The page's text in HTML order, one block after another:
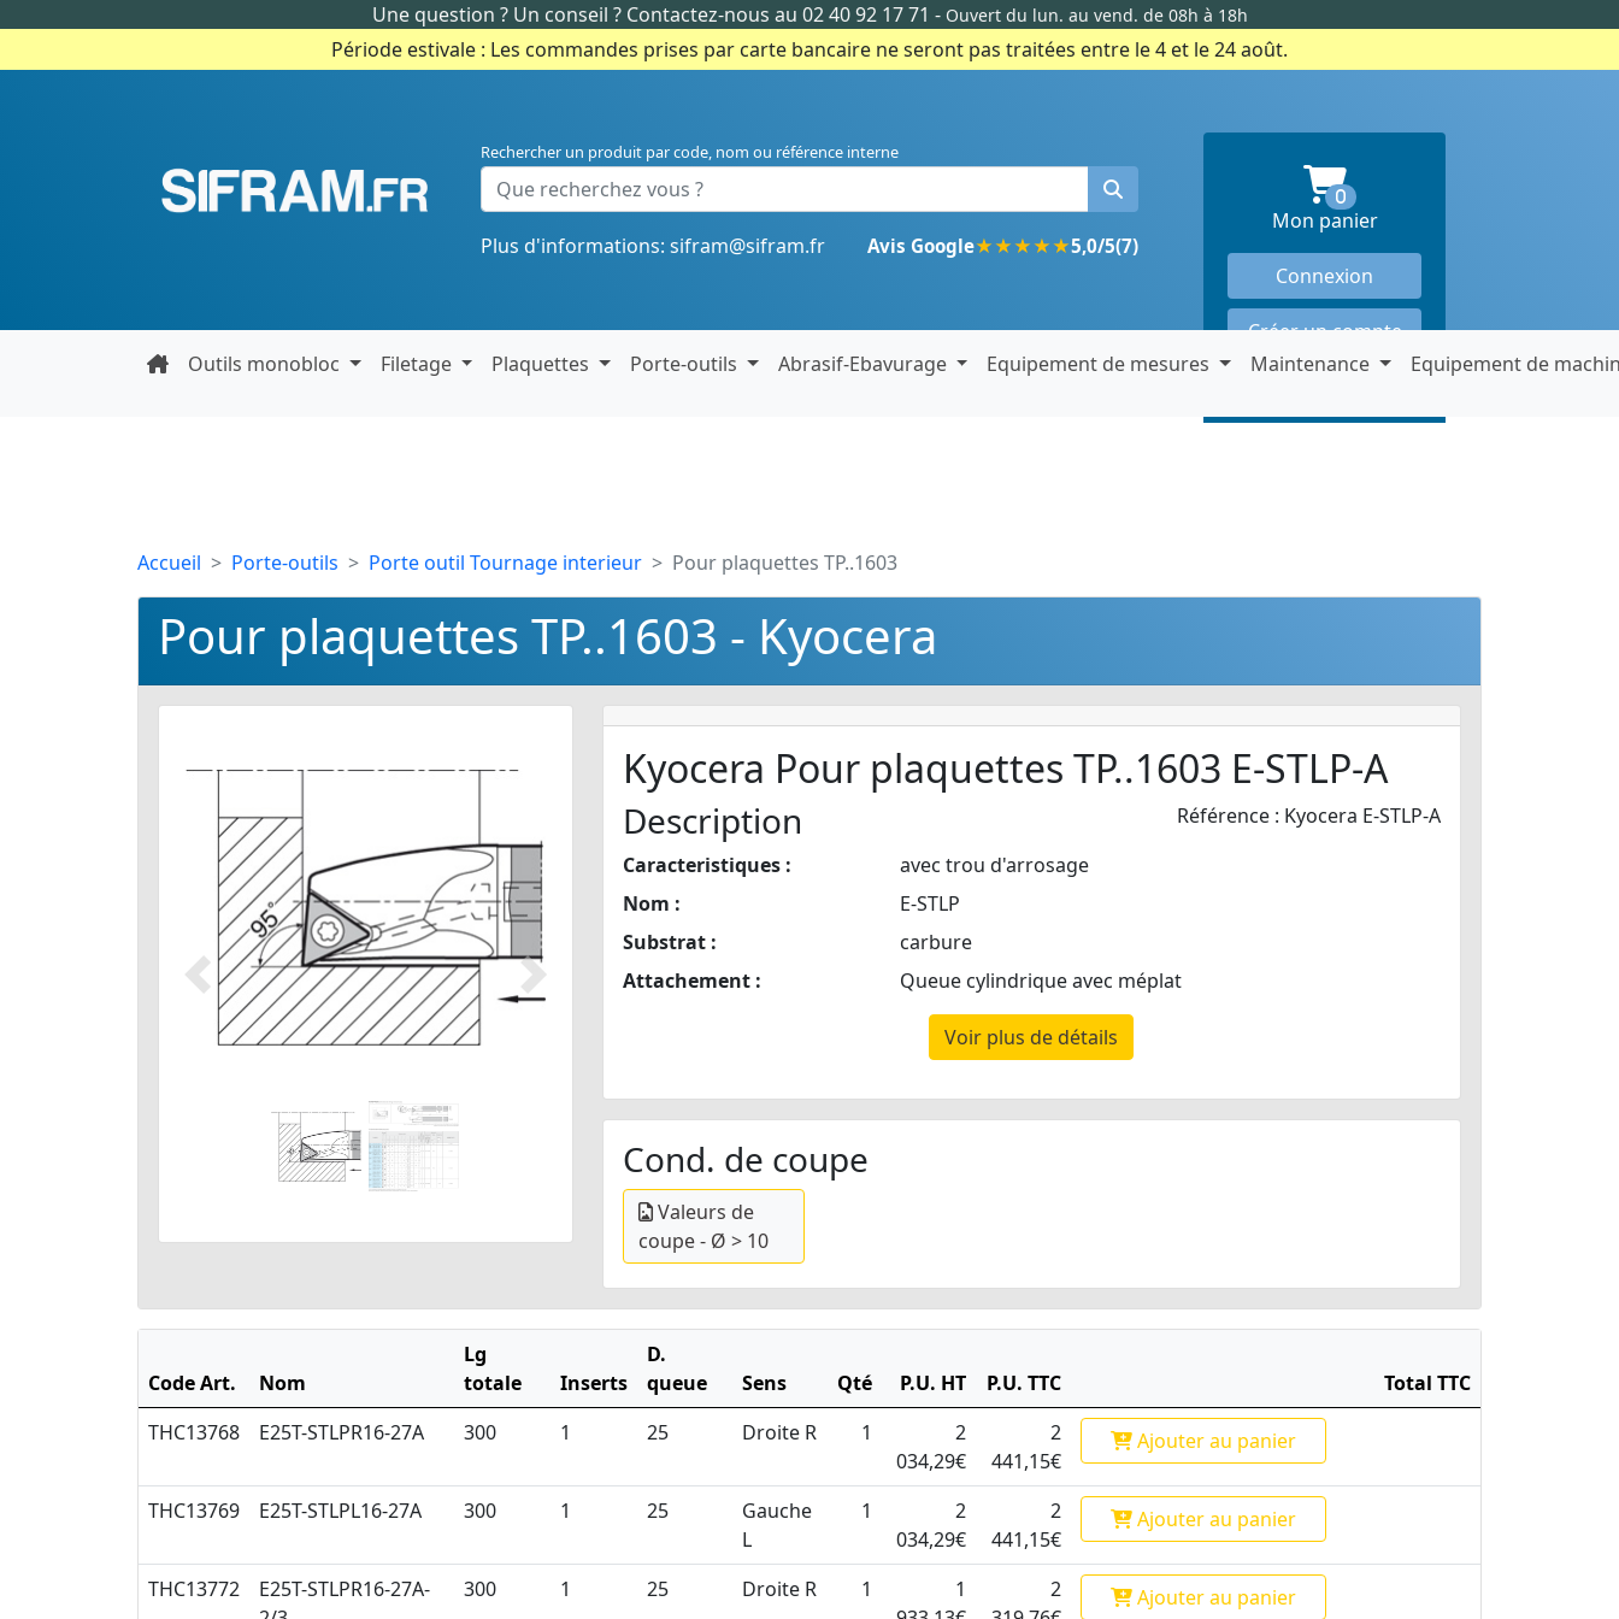
Une question ? Un conseil ?Contactez-nous au 02 40 92 17 71 - Ouvert du lun. au vend. de 08h à 18h
Période estivale : Les commandes prises par carte bancaire ne seront pas traitées entre le 4 et le 24 août.
Rechercher un produit par code, nom ou référence interne
Plus d'informations: sifram@sifram.fr Avis Google★★★★★5,0/5(7)
0produits en panier
Mon panier
Connexion
Créer un compte
Outils monobloc
Filetage Plaquettes Porte-outils Abrasif-Ebavurage Equipement de mesures Maintenance Equipement de
Accueil Porte-outils Porte outil Tournage interieur Pour plaquettes TP..1603
Pour plaquettes TP..1603 - Kyocera
Précédent Suivant
Kyocera Pour plaquettes TP..1603 E-STLP-A
Référence : Kyocera E-STLP-A
Description
Caracteristiques :
avec trou d'arrosage
Nom :
E-STLP
Substrat :
carbure
Attachement :
Queue cylindrique avec méplat
Voir plus de détails
Cond. de coupe
Valeurs de
coupe - Ø > 10
Code Art. Nom
Lg
totale
Inserts
D.
queue
Sens Qté P.U. HT P.U. TTC
Total TTC
THC13768
E25T-STLPR16-27A 300 1 25 Droite R 1
2
034,29€
2
441,15€
Ajouterau panier
THC13769 E25T-STLPL16-27A 300 1 25
Gauche
L
1
2
034,29€
2
441,15€
Ajouterau panier
THC13772
E25T-STLPR16-27A-
300 1 25 Droite R 1
1
2
Ajouterau panier